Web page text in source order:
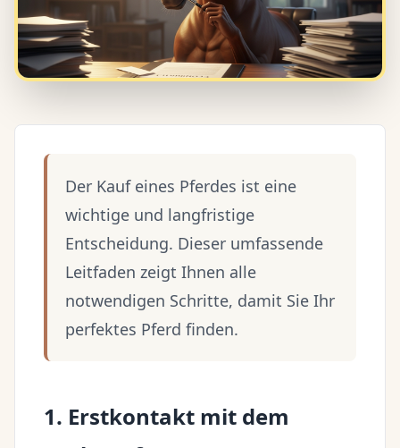
Der Kauf eines Pferdes ist eine
wichtige und langfristige
Entscheidung. Dieser umfassende
Leitfaden zeigt Ihnen alle
notwendigen Schritte, damit Sie Ihr
perfektes Pferd finden.
1. Erstkontakt mit dem